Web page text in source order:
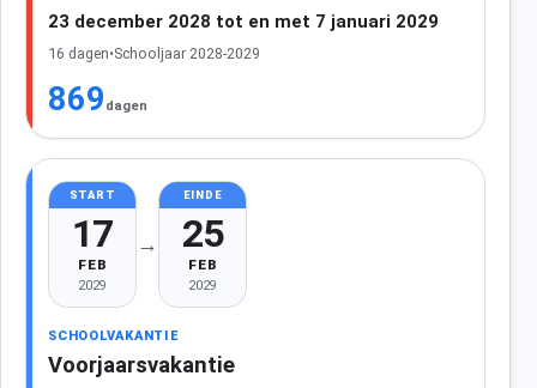
23 december 2028 tot en met 7 januari 2029
16 dagen•Schooljaar 2028-2029
869 dagen
START
17
FEB
2029
→
EINDE
25
FEB
2029
SCHOOLVAKANTIE
Voorjaarsvakantie